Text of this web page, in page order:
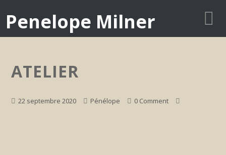
Penelope Milner
ATELIER
22 septembre 2020 Pénélope 0 Comment